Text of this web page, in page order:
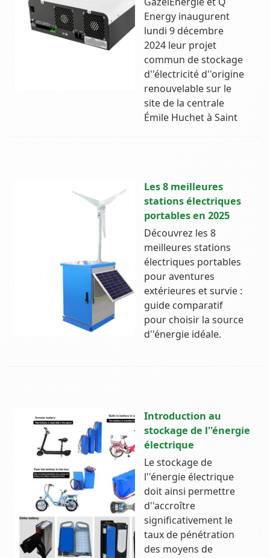
Energy inaugurent
lundi 9 décembre
2024 leur projet
commun de stockage
d''électricité d''origine
renouvelable sur le
site de la centrale
Émile Huchet à Saint
Les 8 meilleures
stations électriques
portables en 2025
Découvrez les 8
meilleures stations
électriques portables
pour aventures
extérieures et survie :
guide comparatif
pour choisir la source
d''énergie idéale.
Introduction au
stockage de l''énergie
électrique
Le stockage de
l''énergie électrique
doit ainsi permettre
d''accroître
significativement le
taux de pénétration
des moyens de